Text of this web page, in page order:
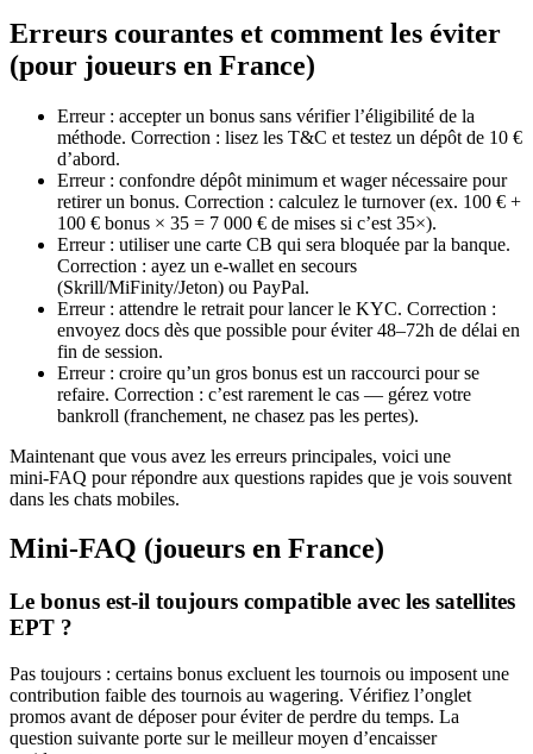
Erreurs courantes et comment les éviter
(pour joueurs en France)
Erreur : accepter un bonus sans vérifier l’éligibilité de la
méthode. Correction : lisez les T&C et testez un dépôt de 10 €
d’abord.
Erreur : confondre dépôt minimum et wager nécessaire pour
retirer un bonus. Correction : calculez le turnover (ex. 100 € +
100 € bonus × 35 = 7 000 € de mises si c’est 35×).
Erreur : utiliser une carte CB qui sera bloquée par la banque.
Correction : ayez un e‑wallet en secours
(Skrill/MiFinity/Jeton) ou PayPal.
Erreur : attendre le retrait pour lancer le KYC. Correction :
envoyez docs dès que possible pour éviter 48–72h de délai en
fin de session.
Erreur : croire qu’un gros bonus est un raccourci pour se
refaire. Correction : c’est rarement le cas — gérez votre
bankroll (franchement, ne chasez pas les pertes).
Maintenant que vous avez les erreurs principales, voici une
mini‑FAQ pour répondre aux questions rapides que je vois souvent
dans les chats mobiles.
Mini‑FAQ (joueurs en France)
Le bonus est‑il toujours compatible avec les satellites
EPT ?
Pas toujours : certains bonus excluent les tournois ou imposent une
contribution faible des tournois au wagering. Vérifiez l’onglet
promos avant de déposer pour éviter de perdre du temps. La
question suivante porte sur le meilleur moyen d’encaisser